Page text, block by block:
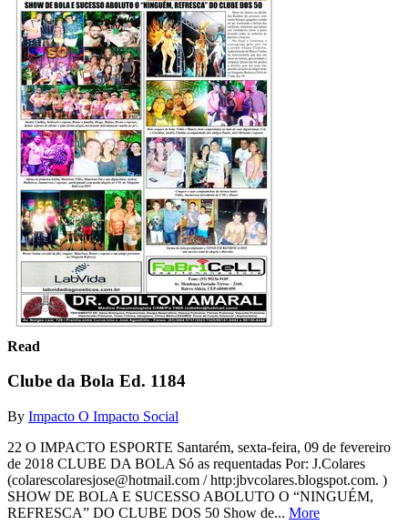
Read
Clube da Bola Ed. 1184
By Impacto O Impacto Social
22 O IMPACTO ESPORTE Santarém, sexta-feira, 09 de fevereiro
de 2018 CLUBE DA BOLA Só as requentadas Por: J.Colares
(colarescolaresjose@hotmail.com / http:jbvcolares.blogspot.com. )
SHOW DE BOLA E SUCESSO ABOLUTO O “NINGUÉM,
REFRESCA” DO CLUBE DOS 50 Show de... More